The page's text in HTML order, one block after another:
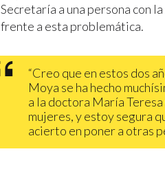
Secretaría a una persona con
frente a esta problemática.
“Creo que en estos dos
Moya se ha hecho
a la doctora María
mujeres, y estoy segura
acierto en poner a otras